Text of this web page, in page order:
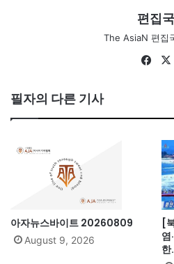
편집국
The AsiaN 편집
필자의 다른 기사
아자뉴스바이트 20260809
August 9, 2026
[
염
한